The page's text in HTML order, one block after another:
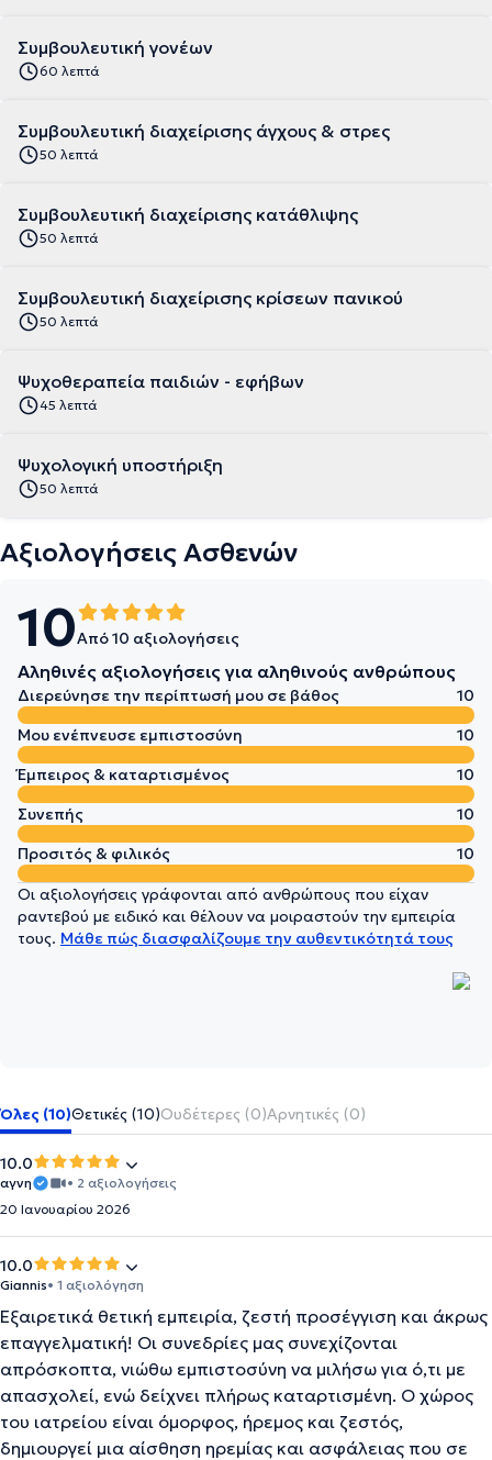
Συμβουλευτική γονέων
60 λεπτά
Συμβουλευτική διαχείρισης άγχους & στρες
50 λεπτά
Συμβουλευτική διαχείρισης κατάθλιψης
50 λεπτά
Συμβουλευτική διαχείρισης κρίσεων πανικού
50 λεπτά
Ψυχοθεραπεία παιδιών - εφήβων
45 λεπτά
Ψυχολογική υποστήριξη
50 λεπτά
Αξιολογήσεις Ασθενών
10Από 10 αξιολογήσεις
Αληθινές αξιολογήσεις για αληθινούς ανθρώπους
Διερεύνησε την περίπτωσή μου σε βάθος
10
Μου ενέπνευσε εμπιστοσύνη
10
Έμπειρος & καταρτισμένος
10
Συνεπής
10
Προσιτός & φιλικός
10
Οι αξιολογήσεις γράφονται από ανθρώπους που είχαν
ραντεβού με ειδικό και θέλουν να μοιραστούν την εμπειρία
τους. Μάθε πώς διασφαλίζουμε την αυθεντικότητά τους
Όλες (10)Θετικές (10)Ουδέτερες (0)Αρνητικές (0)
10.0
αγνη
• 2 αξιολογήσεις
20 Ιανουαρίου 2026
10.0
Giannis• 1 αξιολόγηση
Εξαιρετικά θετική εμπειρία, ζεστή προσέγγιση και άκρως
επαγγελματική! Οι συνεδρίες μας συνεχίζονται
απρόσκοπτα, νιώθω εμπιστοσύνη να μιλήσω για ό,τι με
απασχολεί, ενώ δείχνει πλήρως καταρτισμένη. Ο χώρος
του ιατρείου είναι όμορφος, ήρεμος και ζεστός,
δημιουργεί μια αίσθηση ηρεμίας και ασφάλειας που σε